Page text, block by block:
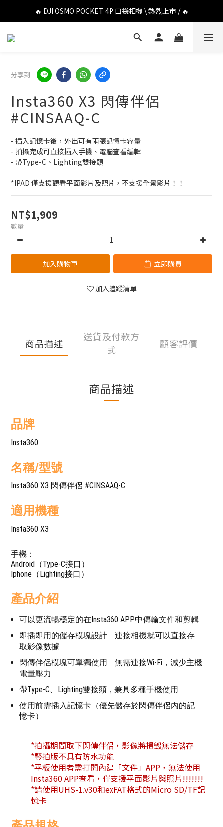
🔥 DJI OSMO POCKET 4P 口袋相機 \ 熱烈上市 / 🔥
🔥 DJI OSMO POCKET 4P 口袋相機 \ 熱烈上市 / 🔥
🔥 Insta360 Luna Ultra 雲台相機 \ 熱烈上市 / 🔥
🔥 DJI OSMO POCKET 4P 口袋相機 \ 熱烈上市 / 🔥
分享到
Insta360 X3 閃傳伴侶
#CINSAAQ-C
- 插入記憶卡後，外出可有兩張記憶卡容量
- 拍攝完成可直接插入手機、電腦查看編輯
- 帶Type-C、Lighting雙接頭
*IPAD 僅支援觀看平面影片及照片，不支援全景影片！！
NT$1,909
數量
加入購物車 立即購買
加入追蹤清單
商品描述
送貨及付款方
式
顧客評價
商品描述
品牌
Insta360
名稱/型號
Insta360 X3 閃傳伴侶 #CINSAAQ-C
適用機種
Insta360 X3
手機：
Android（Type-C接口）
Iphone（Lighting接口）
產品介紹
可以更流暢穩定的在Insta360 APP中傳輸文件和剪輯
即插即用的儲存模塊設計，連接相機就可以直接存
取影像數據
閃傳伴侶模塊可單獨使用，無需連接Wi-Fi，減少主機
電量壓力
帶Type-C、Lighting雙接頭，兼具多種手機使用
使用前需插入記憶卡（優先儲存於閃傳伴侶內的記
憶卡）
*拍攝期間取下閃傳伴侶，影像將損毀無法儲存
*豎拍版不具有防水功能
*平板使用者需打開內建「文件」APP，無法使用
Insta360 APP查看，僅支援平面影片與照片!!!!!!!
*請使用UHS-1.v30和exFAT格式的Micro SD/TF記
憶卡